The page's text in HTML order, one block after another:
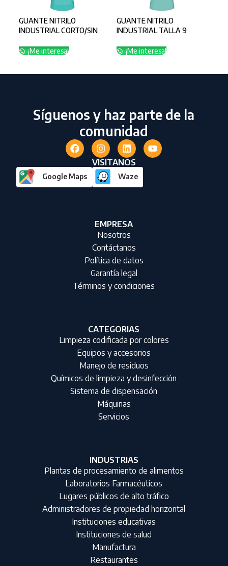
GUANTE NITRILO
INDUSTRIAL CORTO/SIN
¡Me interesa!
GUANTE NITRILO
INDUSTRIAL TALLA 9
¡Me interesa!
Síguenos y haz parte de la
comunidad
VISITANOS
Google Maps Waze
EMPRESA
Nosotros
Contáctanos
Política de datos
Garantía legal
Términos y condiciones
CATEGORIAS
Limpieza codificada por colores
Equipos y accesorios
Manejo de residuos
Químicos de limpieza y desinfección
Sistema de dispensación
Máquinas
Servicios
INDUSTRIAS
Plantas de procesamiento de alimentos
Laboratorios Farmacéuticos
Lugares públicos de alto tráfico
Administradores de propiedad horizontal
Instituciones educativas
Instituciones de salud
Manufactura
Restaurantes